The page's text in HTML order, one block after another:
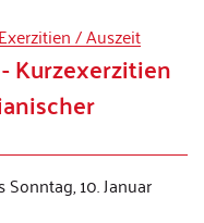
Exerzitien / Auszeit
Kurzexerzitien
10. Januar